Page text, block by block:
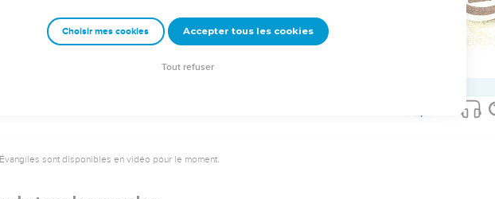
la terre, et la justice regardera des cieux.
le bien, tellement que notre terre rendra son fruit.
devant lui, et il la mettra partout où il passera.
sont disponibles en vidéo pour le moment.
Choisir mes cookies Accepter tous les cookies
Tout refuser